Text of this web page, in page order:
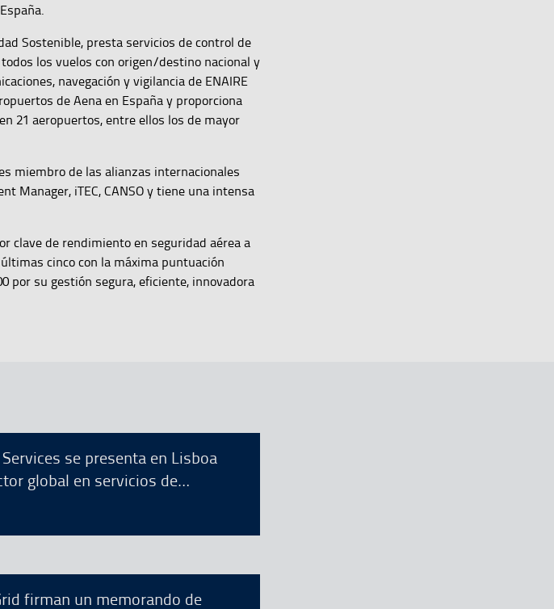
Sostenible, presta servicios de control de
los vuelos con origen/destino nacional y
navegación y vigilancia de ENAIRE
de Aena en España y proporciona
21 aeropuertos, entre ellos los de mayor
miembro de las alianzas internacionales
Manager, iTEC, CANSO y tiene una intensa
clave de rendimiento en seguridad aérea a
cinco con la máxima puntuación
por su gestión segura, eficiente, innovadora
Services se presenta en Lisboa
global en servicios de
firman un memorando de